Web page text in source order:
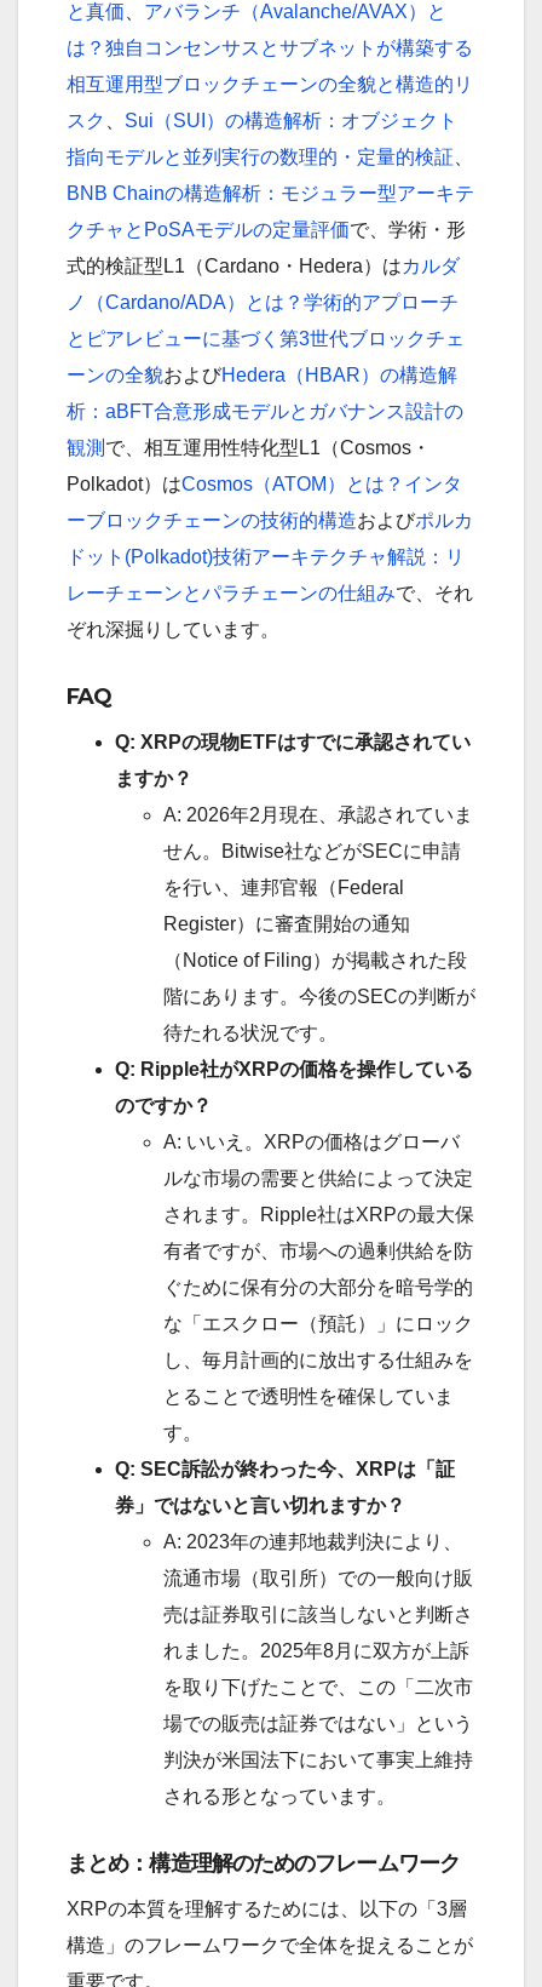
と真価
アバランチ（Avalanche/AVAX）と
は？独自コンセンサスとサブネットが構築する
相互運用型ブロックチェーンの全貌と構造的リ
スク
Sui（SUI）の構造解析：オブジェクト
指向モデルと並列実行の数理的・定量的検証
BNB Chainの構造解析：モジュラー型アーキテ
クチャとPoSAモデルの定量評価で、学術・形
式的検証型L1（Cardano・Hedera）はカルダ
ノ（Cardano/ADA）とは？学術的アプローチ
とピアレビューに基づく第3世代ブロックチェ
ーンの全貌およびHedera（HBAR）の構造解
析：aBFT合意形成モデルとガバナンス設計の
観測 で、相互運用性特化型L1（Cosmos・
Polkadot）はCosmos（ATOM）とは？インタ
ーブロックチェーンの技術的構造およびポルカ
ドット(Polkadot)技術アーキテクチャ解説：リ
レーチェーンとパラチェーンの仕組みで、それ
ぞれ深掘りしています。
FAQ
Q: XRPの現物ETFはすでに承認されてい
ますか？
A: 2026年2月現在、承認されていま
せん。Bitwise社などがSECに申請
を行い、連邦官報（Federal
Register）に審査開始の通知
（Notice of Filing）が掲載された段
階にあります。今後のSECの判断が
待たれる状況です。
Q: Ripple社がXRPの価格を操作している
のですか？
A: いいえ。XRPの価格はグローバ
ルな市場の需要と供給によって決定
されます。Ripple社はXRPの最大保
有者ですが、市場への過剰供給を防
ぐために保有分の大部分を暗号学的
な「エスクロー（預託）」にロック
し、毎月計画的に放出する仕組みを
とることで透明性を確保していま
す。
Q: SEC訴訟が終わった今、XRPは「証
券」ではないと言い切れますか？
A: 2023年の連邦地裁判決により、
流通市場（取引所）での一般向け販
売は証券取引に該当しないと判断さ
れました。2025年8月に双方が上訴
を取り下げたことで、この「二次市
場での販売は証券ではない」という
判決が米国法下において事実上維持
される形となっています。
まとめ：構造理解のためのフレームワーク
XRPの本質を理解するためには、以下の「3層
構造」のフレームワークで全体を捉えることが
重要です。